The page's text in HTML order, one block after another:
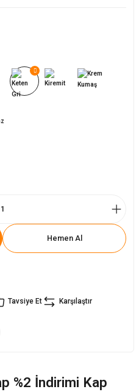
Hemen Al
Tavsiye Et Karşılaştır
%2 İndirimi Kap